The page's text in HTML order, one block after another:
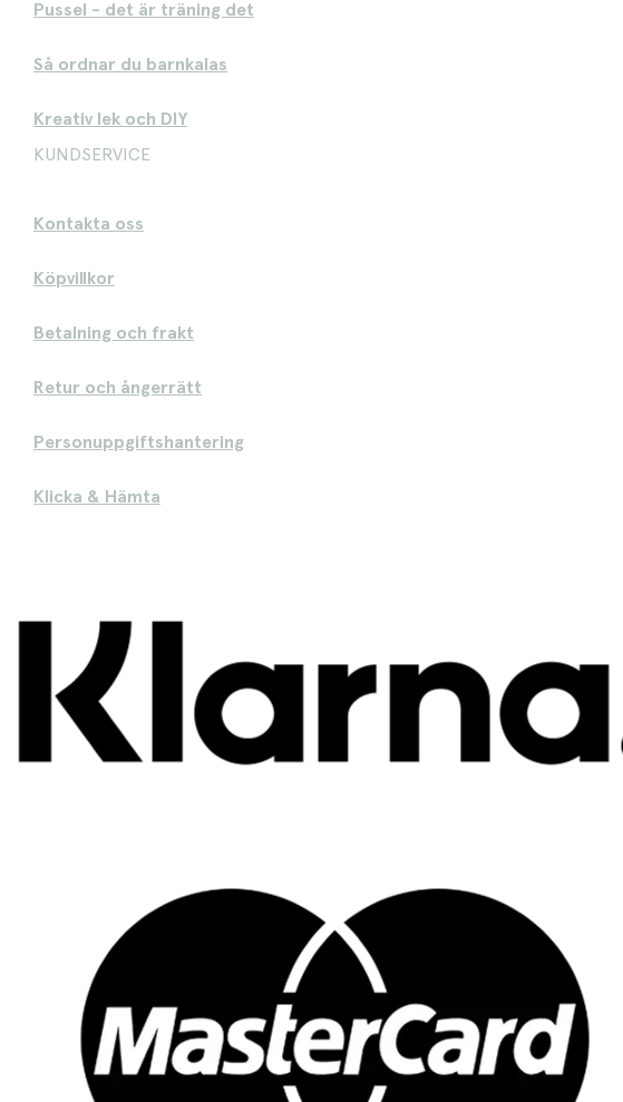
Pussel - det är träning det
Så ordnar du barnkalas
Kreativ lek och DIY
KUNDSERVICE
Kontakta oss
Köpvillkor
Betalning och frakt
Retur och ångerrätt
Personuppgiftshantering
Klicka & Hämta